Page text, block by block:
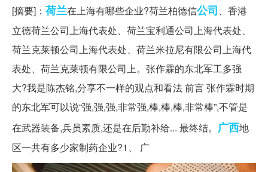
[摘要]： 荷兰在上海有哪些企业?荷兰柏德信公司、香港
立德荷兰公司上海代表处、荷兰宝利通公司上海代表处、
荷兰克莱顿公司上海代表处、荷兰米拉尼有限公司上海代
表处、荷兰克莱顿有限公司上。张作霖的东北军工多强
大?我是陈杰铭,分享不一样的观点和看法 前言 张作霖时期
的东北军可以说“强,强,强,非常强,棒,棒,棒,非常棒”,不管是
在武器装备,兵员素质,还是在后勤补给... 最终结。 广西地
区一共有多少家制药企业?1、 广